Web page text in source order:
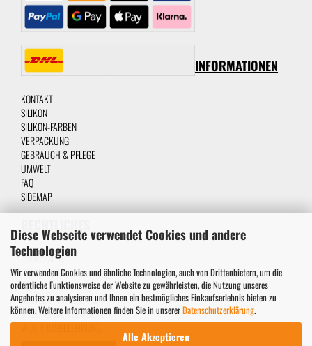
Diese Webseite verwendet Cookies und andere
Technologien
Wir verwenden Cookies und ähnliche Technologien, auch von Drittanbietern, um die
ordentliche Funktionsweise der Website zu gewährleisten, die Nutzung unseres
Angebotes zu analysieren und Ihnen ein bestmögliches Einkaufserlebnis bieten zu
können. Weitere Informationen finden Sie in unsererDatenschutzerklärung.
Alle Akzeptieren
INFORMATIONEN
KONTAKT
SILIKON
SILIKON-FARBEN
VERPACKUNG
GEBRAUCH & PFLEGE
UMWELT
FAQ
SIDEMAP
IMPRESSUM
DATENSCHUTZ
AGB
COOKIE EINSTELLUNGEN
SITZUNG UNTERBROCHEN